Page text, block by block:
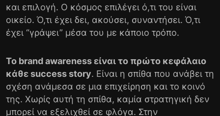
και επιλογή. Ο κόσμος επιλέγει ό,τι του είναι
οικείο. Ό,τι έχει δει, ακούσει, συναντήσει. Ό,τι
έχει “γράψει” μέσα του με κάποιο τρόπο.
Το brand awareness είναι το πρώτο κεφάλαιο
κάθε success story. Είναι η σπίθα που ανάβει τη
σχέση ανάμεσα σε μια επιχείρηση και το κοινό
της. Χωρίς αυτή τη σπίθα, καμία στρατηγική δεν
μπορεί να εξελιχθεί σε φλόγα. Στην